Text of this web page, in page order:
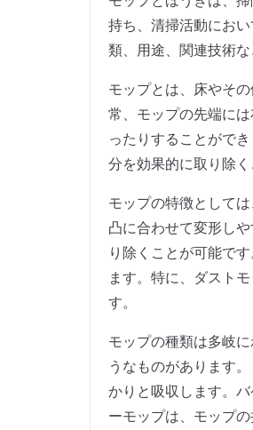
持ち、清掃活動にお
類、用途、関連技術
モップとは、床やそ
常、モップの先端に
ったりすることがで
分を効果的に取り除
モップの特徴として
凸に合わせて変形し
り除くことが可能で
ます。特に、ダスト
す。
モップの種類は多岐
うなものがあります
かりと吸収します。
ーモップは、モップ